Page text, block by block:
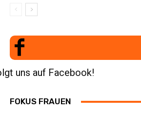
uns auf Facebook!
FOKUS FRAUEN